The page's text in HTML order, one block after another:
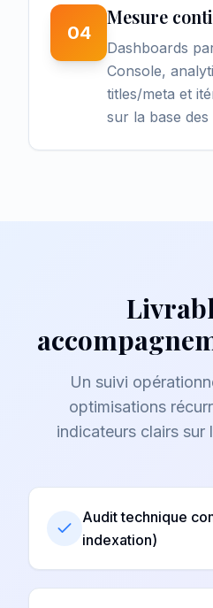
04
Mesure
Dashboards
Console,
titles/meta et
sur la base des
Un suivi
optimisations
indicateurs clairs sur
Audit technique
indexation)